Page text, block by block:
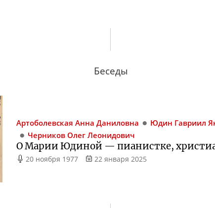
Беседы
Артоболевская Анна Даниловна Юдин Гавриил
Черников Олег Леонидович
О Марии Юдиной — пианистке,
20 ноября 1977 22 января 2025